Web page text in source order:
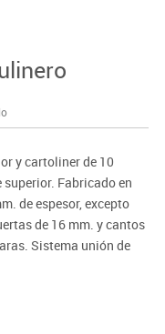
y cartoliner de 10
Fabricado en
de espesor, excepto
de 16 mm. y cantos
Sistema unión de
con ello una